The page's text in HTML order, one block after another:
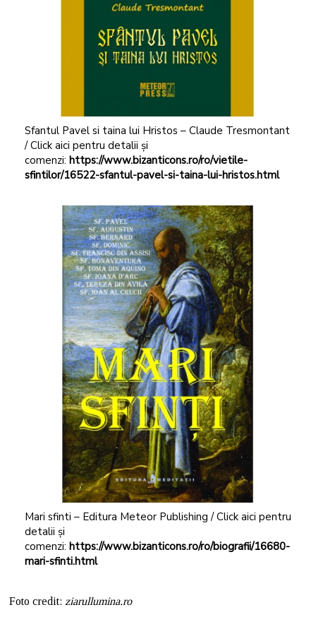
Sfantul Pavel si taina lui Hristos – Claude Tresmontant
/ Click aici pentru detalii și
comenzi: https://www.bizanticons.ro/ro/vietile-
sfintilor/16522-sfantul-pavel-si-taina-lui-hristos.html
Mari sfinti – Editura Meteor Publishing / Click aici pentru
detalii și
comenzi: https://www.bizanticons.ro/ro/biografii/16680-
mari-sfinti.html
Foto credit: ziarullumina.ro